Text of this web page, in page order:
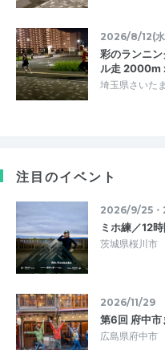
2026/8/12(
彩のランニ
ル走 2000m
埼玉県さいた
注目のイベント
2026/9/25
ミホ練／12
茨城県桜川市
2026/11/29
第6回 府中市
広島県府中市